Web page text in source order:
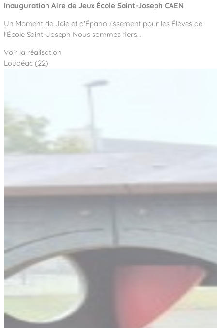
Inauguration Aire de Jeux École Saint-Joseph CAEN
Un Moment de Joie et d'Épanouissement pour les Élèves de
l'École Saint-Joseph Nous sommes fiers…
Voir la réalisation
Loudéac (22)